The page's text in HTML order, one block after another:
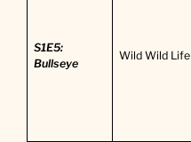
S1E5:
Bullseye
Wild Wild Life